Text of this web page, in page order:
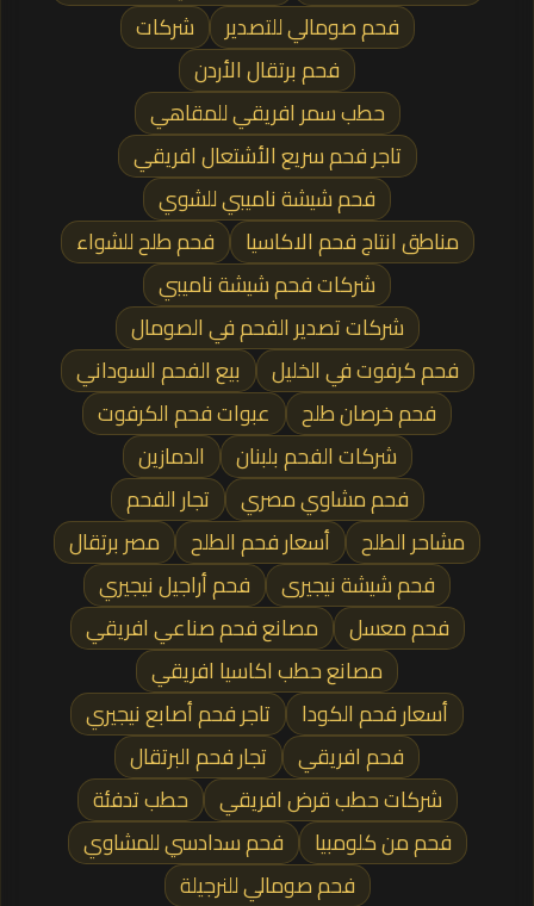
فحم صومالي للتصدير
شركات
فحم برتقال الأردن
حطب سمر افريقي للمقاهي
تاجر فحم سريع الأشتعال افريقي
فحم شيشة ناميبي للشوي
مناطق انتاج فحم الاكاسيا
فحم طلح للشواء
شركات فحم شيشة ناميبي
شركات تصدير الفحم في الصومال
فحم كرفوت في الخليل
بيع الفحم السوداني
فحم خرصان طلح
عبوات فحم الكرفوت
شركات الفحم بلبنان
الدمازين
فحم مشاوي مصري
تجار الفحم
مشاحر الطلح
أسعار فحم الطلح
مصر برتقال
فحم شيشة نيجيرى
فحم أراجيل نيجيري
فحم معسل
مصانع فحم صناعي افريقي
مصانع حطب اكاسيا افريقي
أسعار فحم الكودا
تاجر فحم أصابع نيجيري
فحم افريقي
تجار فحم البرتقال
شركات حطب قرض افريقي
حطب تدفئة
فحم من كلومبيا
فحم سدادسي للمشاوي
فحم صومالي للنرجيلة